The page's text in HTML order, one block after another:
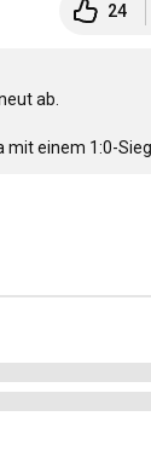
24
ab.
einem 1:0-